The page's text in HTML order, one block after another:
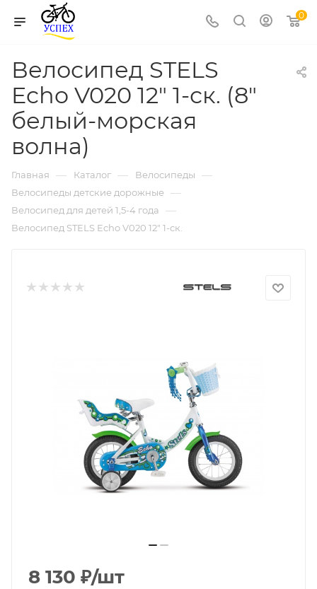
0
Велосипед STELS
Echo V020 12" 1-ск. (8"
белый-морская
волна)
Главная — Каталог — Велосипеды —
Велосипеды детские дорожные —
Велосипед для детей 1,5-4 года —
Велосипед STELS Echo V020 12" 1-ск.
8 130 ₽/шт